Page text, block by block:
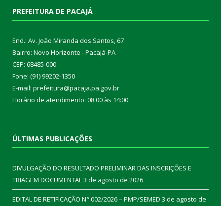
PREFEITURA DE PACAJÁ
End.: Av. João Miranda dos Santos, 67
Bairro: Novo Horizonte - Pacajá-PA
CEP: 68485-000
Fone: (91) 99202-1350
E-mail: prefeitura@pacaja.pa.gov.br
Horário de atendimento: 08:00 às 14:00
ÚLTIMAS PUBLICAÇÕES
DIVULGAÇÃO DO RESULTADO PRELIMINAR DAS INSCRIÇÕES E
TRIAGEM DOCUMENTAL3 de agosto de 2026
EDITAL DE RETIFICAÇÃO N° 002/2026 – PMP/SEMED 3 de agosto de